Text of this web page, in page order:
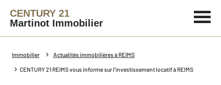
CENTURY 21
Martinot Immobilier
Immobilier Actualités immobilières à REIMS
CENTURY 21 REIMS vous informe sur l'investissement locatif à REIMS